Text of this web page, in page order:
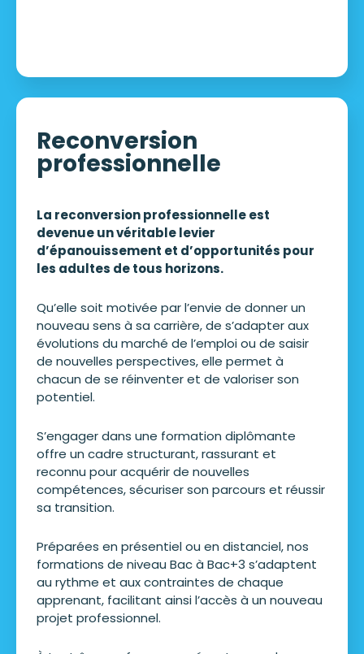
Reconversion
professionnelle
La reconversion professionnelle est
devenue un véritable levier
d’épanouissement et d’opportunités pour
les adultes de tous horizons.
Qu’elle soit motivée par l’envie de donner un
nouveau sens à sa carrière, de s’adapter aux
évolutions du marché de l’emploi ou de saisir
de nouvelles perspectives, elle permet à
chacun de se réinventer et de valoriser son
potentiel.
S’engager dans une formation diplômante
offre un cadre structurant, rassurant et
reconnu pour acquérir de nouvelles
compétences, sécuriser son parcours et réussir
sa transition.
Préparées en présentiel ou en distanciel, nos
formations de niveau Bac à Bac+3 s’adaptent
au rythme et aux contraintes de chaque
apprenant, facilitant ainsi l’accès à un nouveau
projet professionnel.